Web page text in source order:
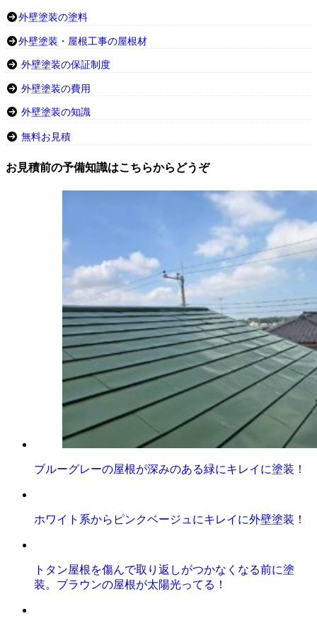
外壁塗装の塗料
外壁塗装・屋根工事の屋根材
外壁塗装の保証制度
外壁塗装の費用
外壁塗装の知識
無料お見積
お見積前の予備知識はこちらからどうぞ
ブルーグレーの屋根が深みのある緑にキレイに塗装！
ホワイト系からピンクベージュにキレイに外壁塗装！
トタン屋根を傷んで取り返しがつかなくなる前に塗
装。ブラウンの屋根が太陽光ってる！